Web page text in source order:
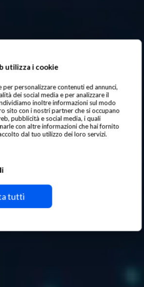
utilizza i cookie
per personalizzare contenuti ed annunci,
dei social media e per analizzare il
inoltre informazioni sul modo
sito con i nostri partner che si occupano
pubblicità e social media, i quali
con altre informazioni che hai fornito
dal tuo utilizzo dei loro servizi.
tutti